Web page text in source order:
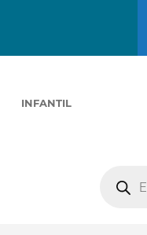
INFANTIL